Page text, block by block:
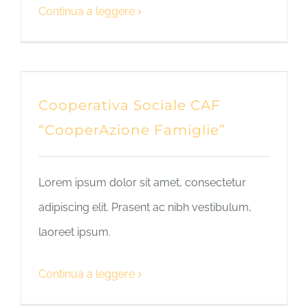
Continua a leggere
Cooperativa Sociale CAF
“CooperAzione Famiglie”
Lorem ipsum dolor sit amet, consectetur
adipiscing elit. Prasent ac nibh vestibulum,
laoreet ipsum.
Continua a leggere